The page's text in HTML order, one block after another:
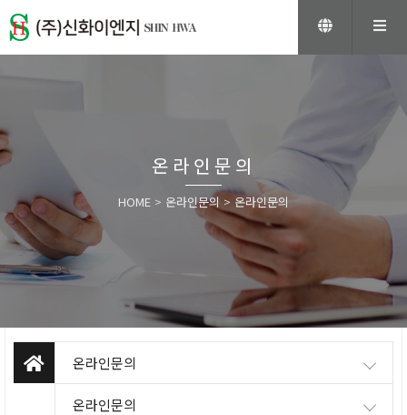
온라인문의
HOME > 온라인문의 > 온라인문의
온라인문의
온라인문의